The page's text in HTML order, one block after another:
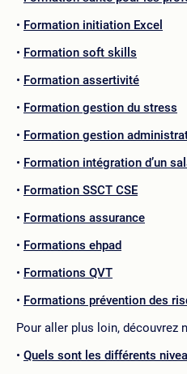
Formation initiation Excel
Formation soft skills
Formation assertivité
Formation gestion du stress
Formation gestion
Formation intégration d’un
Formation SSCT CSE
Formations assurance
Formations ehpad
Formations QVT
Formations prévention des
Pour aller plus loin, découvrez
Quels sont les différents